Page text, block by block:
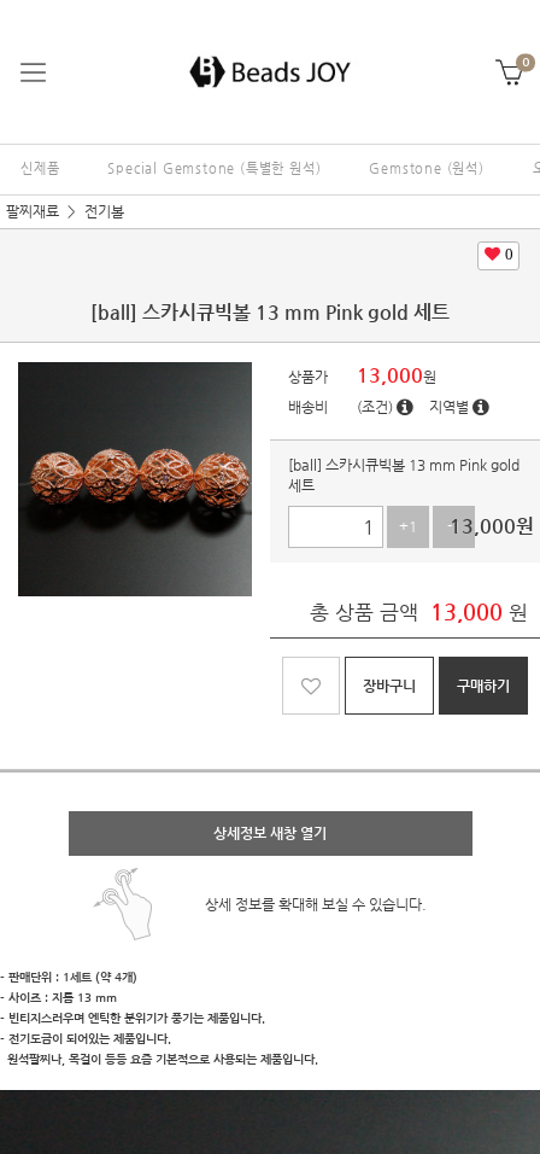
0
신제품 Special Gemstone (특별한 원석) Gemstone (원석)
팔찌재료 전기볼
0
[ball] 스카시큐빅볼 13 mm Pink gold 세트
상품가 13,000원
배송비
(조건) 지역별
[ball] 스카시큐빅볼 13 mm Pink gold
세트
+1 -1
13,000원
총 상품 금액 13,000 원
장바구니 구매하기
상세정보 새창 열기
상세 정보를 확대해 보실 수 있습니다.
- 판매단위 : 1세트 (약 4개)
- 사이즈 : 지름 13 mm
- 빈티지스러우며 엔틱한 분위기가 풍기는 제품입니다.
- 전기도금이 되어있는 제품입니다.
원석팔찌나, 목걸이 등등 요즘 기본적으로 사용되는 제품입니다.